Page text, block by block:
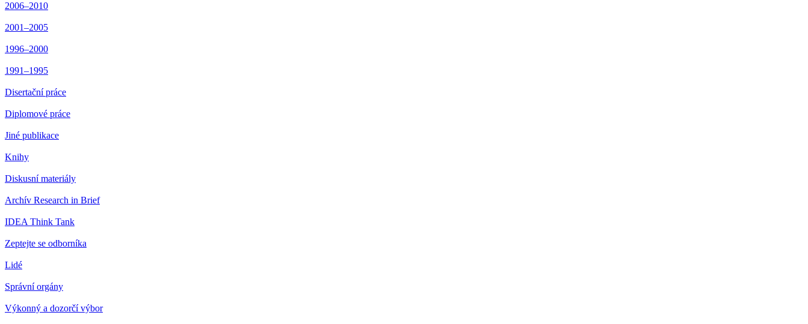
2006–2010
2001–2005
1996–2000
1991–1995
Disertační práce
Diplomové práce
Jiné publikace
Knihy
Diskusní materiály
Archív Research in Brief
IDEA Think Tank
Zeptejte se odborníka
Lidé
Správní orgány
Výkonný a dozorčí výbor